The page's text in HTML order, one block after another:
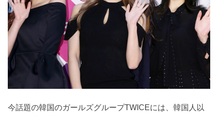
今話題の韓国のガールズグループTWICEには、韓国人以